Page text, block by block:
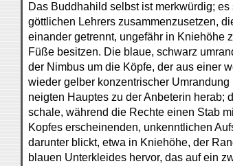
Das Buddhahild selbst ist merkwürdig;
göttlichen Lehrers zusammenzusetzen,
einander getrennt, ungefähr in Kniehöhe
Füße besitzen. Die blaue, schwarz
der Nimbus um die Köpfe, der aus einer
wieder gelber konzentrischer
neigten Hauptes zu der Anbeterin herab;
schale, während die Rechte einen Stab
Kopfes erscheinenden, unkenntlichen
darunter blickt, etwa in Kniehöhe, der
blauen Unterkleides hervor, das auf ein